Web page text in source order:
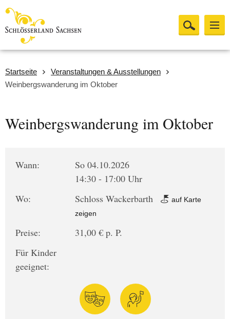
Startseite
Veranstaltungen & Ausstellungen
Weinbergswanderung im Oktober
Weinbergswanderung im Oktober
Wann:
So 04.10.2026
14:30 - 17:00 Uhr
Wo:
Schloss Wackerbarth
auf Karte
zeigen
Preise:
31,00 € p. P.
Für Kinder
geeignet: